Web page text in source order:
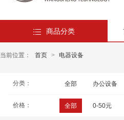
商品分类
当前位置： 首页 > 电器设备
分类： 全部 办公设备
价格： 全部 0-50元